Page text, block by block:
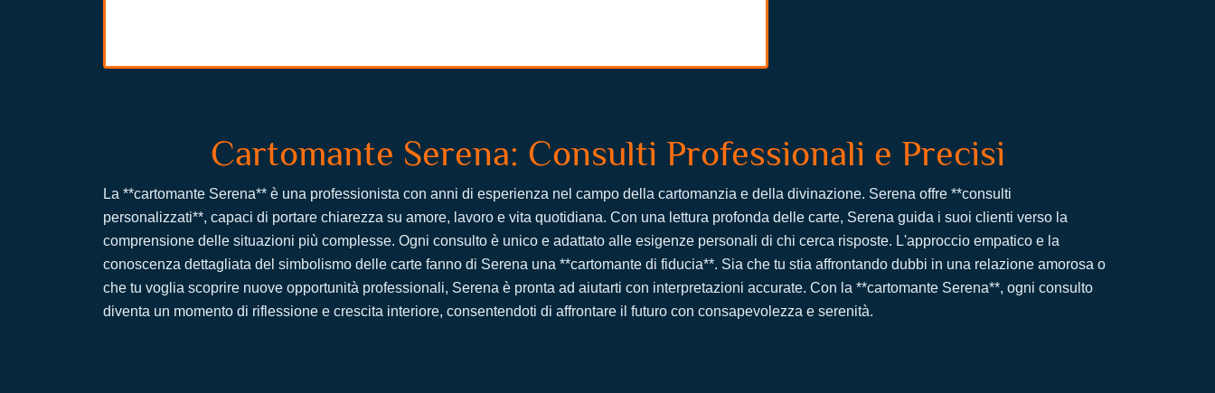
Cartomante Serena: Consulti Professionali e Precisi
La **cartomante Serena** è una professionista con anni di esperienza nel campo della cartomanzia e della divinazione. Serena offre **consulti
personalizzati**, capaci di portare chiarezza su amore, lavoro e vita quotidiana. Con una lettura profonda delle carte, Serena guida i suoi clienti verso la
comprensione delle situazioni più complesse. Ogni consulto è unico e adattato alle esigenze personali di chi cerca risposte. L'approccio empatico e la
conoscenza dettagliata del simbolismo delle carte fanno di Serena una **cartomante di fiducia**. Sia che tu stia affrontando dubbi in una relazione amorosa o
che tu voglia scoprire nuove opportunità professionali, Serena è pronta ad aiutarti con interpretazioni accurate. Con la **cartomante Serena**, ogni consulto
diventa un momento di riflessione e crescita interiore, consentendoti di affrontare il futuro con consapevolezza e serenità.